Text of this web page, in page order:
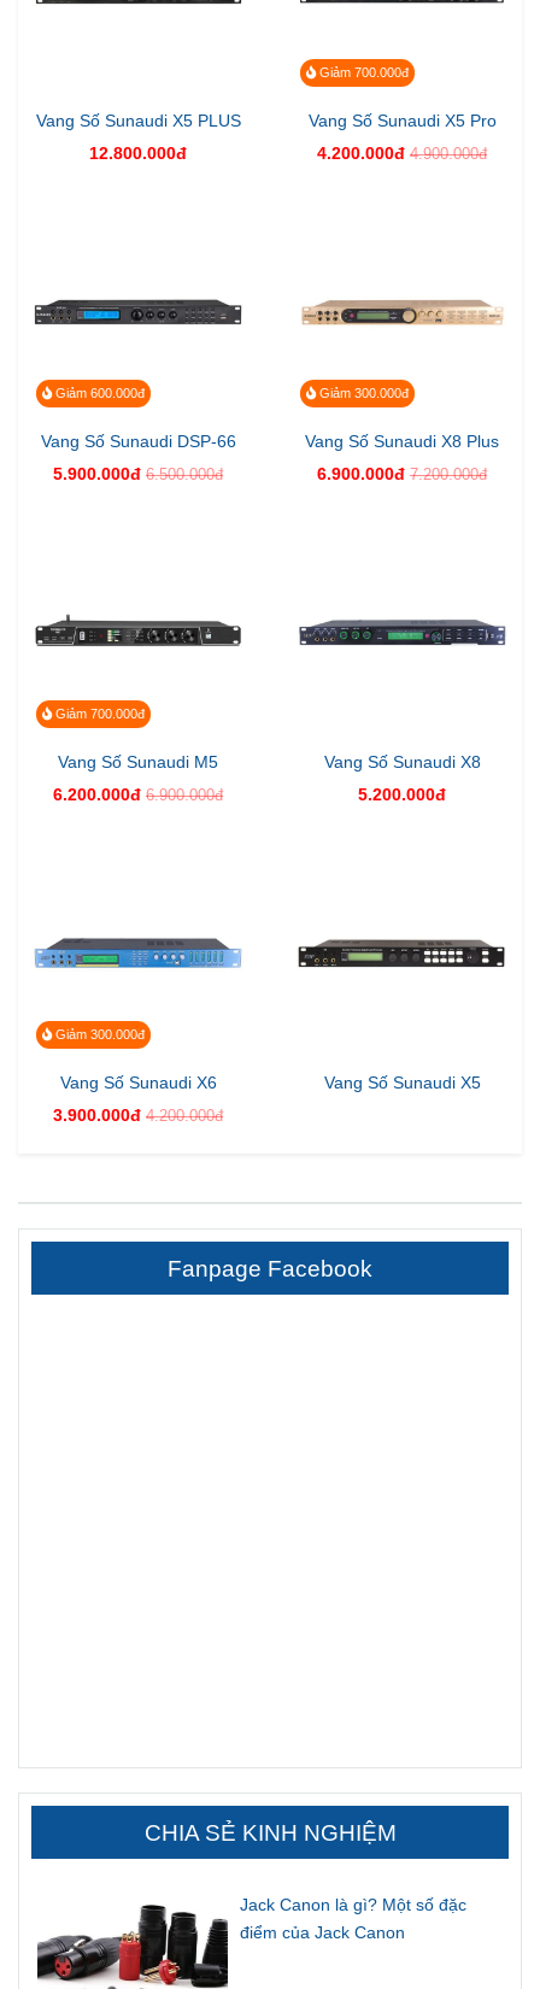
Vang Số Sunaudi X5 PLUS
12.800.000đ
Giảm 700.000đ
Vang Số Sunaudi X5 Pro
4.200.000đ 4.900.000đ
Giảm 600.000đ
Vang Số Sunaudi DSP-66
5.900.000đ 6.500.000đ
Giảm 300.000đ
Vang Số Sunaudi X8 Plus
6.900.000đ 7.200.000đ
Giảm 700.000đ
Vang Số Sunaudi M5
6.200.000đ 6.900.000đ
Vang Số Sunaudi X8
5.200.000đ
Giảm 300.000đ
Vang Số Sunaudi X6
3.900.000đ 4.200.000đ
Vang Số Sunaudi X5
Fanpage Facebook
CHIA SẺ KINH NGHIỆM
Jack Canon là gì? Một số đặc
điểm của Jack Canon